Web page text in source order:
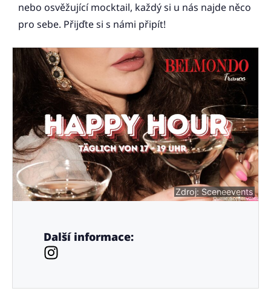
nebo osvěžující mocktail, každý si u nás najde něco
pro sebe. Přijďte si s námi připít!
Zdroj: Sceneevents
Další informace: